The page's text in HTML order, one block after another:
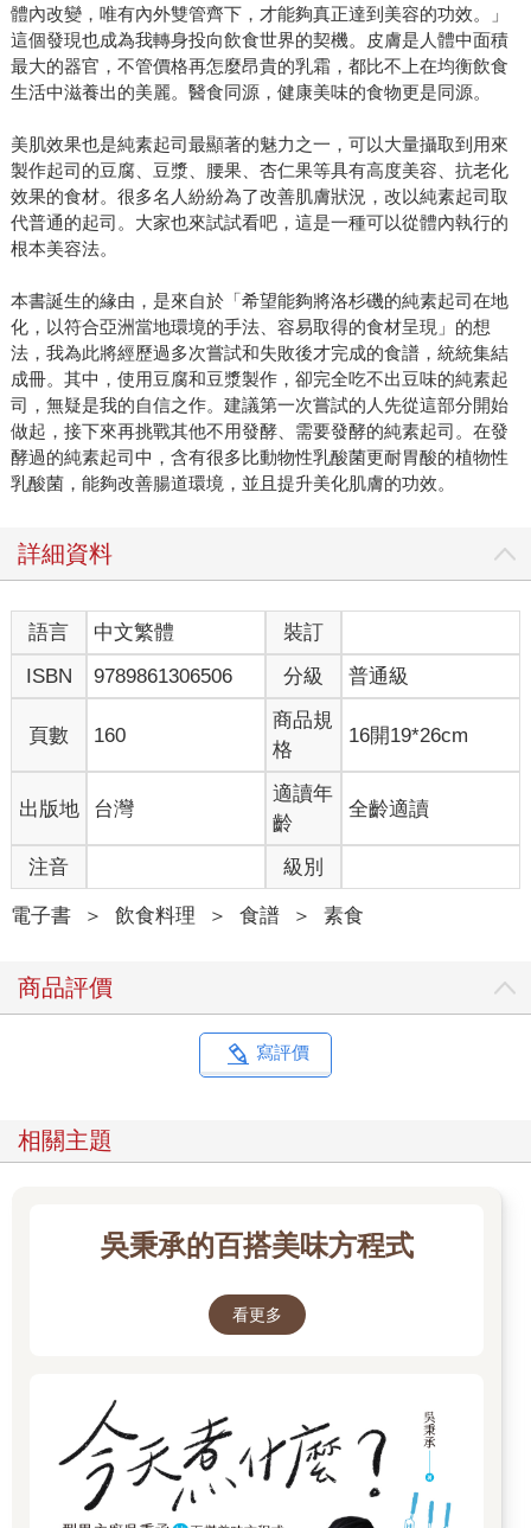
體內改變，唯有內外雙管齊下，才能夠真正達到美容的功效。」
這個發現也成為我轉身投向飲食世界的契機。皮膚是人體中面積
最大的器官，不管價格再怎麼昂貴的乳霜，都比不上在均衡飲食
生活中滋養出的美麗。醫食同源，健康美味的食物更是同源。
美肌效果也是純素起司最顯著的魅力之一，可以大量攝取到用來
製作起司的豆腐、豆漿、腰果、杏仁果等具有高度美容、抗老化
效果的食材。很多名人紛紛為了改善肌膚狀況，改以純素起司取
代普通的起司。大家也來試試看吧，這是一種可以從體內執行的
根本美容法。
本書誕生的緣由，是來自於「希望能夠將洛杉磯的純素起司在地
化，以符合亞洲當地環境的手法、容易取得的食材呈現」的想
法，我為此將經歷過多次嘗試和失敗後才完成的食譜，統統集結
成冊。其中，使用豆腐和豆漿製作，卻完全吃不出豆味的純素起
司，無疑是我的自信之作。建議第一次嘗試的人先從這部分開始
做起，接下來再挑戰其他不用發酵、需要發酵的純素起司。在發
酵過的純素起司中，含有很多比動物性乳酸菌更耐胃酸的植物性
乳酸菌，能夠改善腸道環境，並且提升美化肌膚的功效。
詳細資料
語言 中文繁體
裝訂
ISBN
9789861306506 分級 普通級
頁數 160
商品規
格
16開19*26cm
出版地 台灣
適讀年
齡
全齡適讀
注音 級別
電子書 ＞ 飲食料理 ＞ 食譜 ＞ 素食
商品評價
寫評價
相關主題
吳秉承的百搭美味方程式
看更多